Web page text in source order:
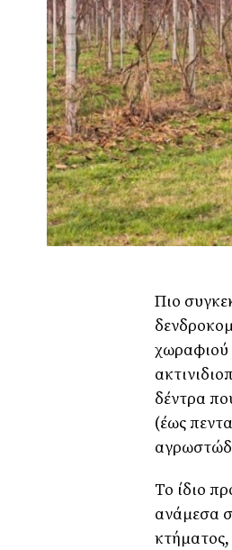
Πιο
χωραφιού
δέντρα
(έως
Το ίδιο
ανάμεσα